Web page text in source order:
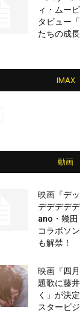
ィ・ムー
タビュー
たちの成
IMAX
動画
映画『デ
デデデデ
ano・幾
コラボソ
も解禁！
映画『四
題歌に藤
く」が決
スタービ